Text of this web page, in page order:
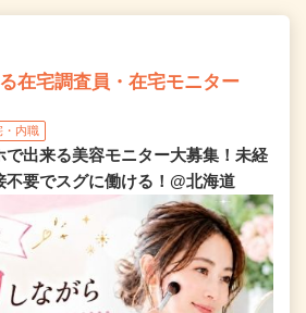
在宅調査員・在宅モニター
・内職
出来る美容モニター大募集！未経
不要でスグに働ける！@北海道